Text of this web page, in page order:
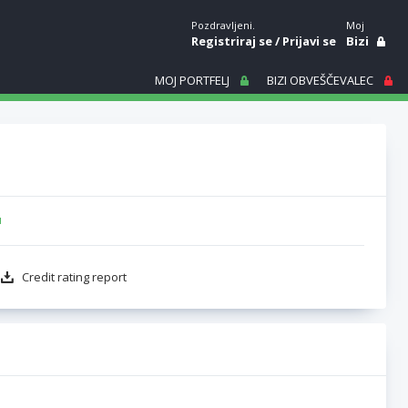
Pozdravljeni.
Registriraj se/Prijavi se
Moj
Bizi
MOJ PORTFELJ BIZI OBVEŠČEVALEC
Credit rating report